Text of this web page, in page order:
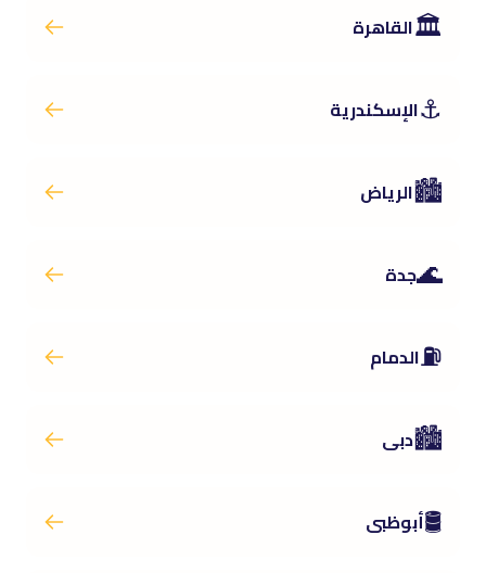
🏛️القاهرة
⚓الإسكندرية
🏙️الرياض
🌊جدة
⛽الدمام
🏙️دبى
🛢️أبوظبى